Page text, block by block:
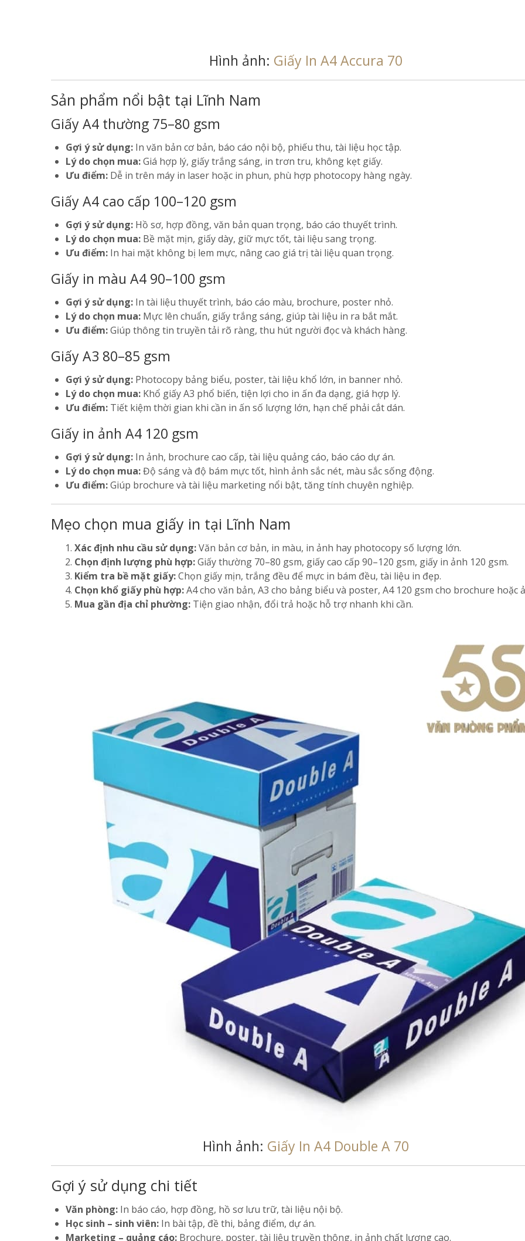
Hình ảnh: Giấy In A4 Accura 70
Sản phẩm nổi bật tại Lĩnh Nam
Giấy A4 thường 75–80 gsm
Gợi ý sử dụng: In văn bản cơ bản, báo cáo nội bộ, phiếu thu, tài liệu học tập.
Lý do chọn mua:Giá hợp lý, giấy trắng sáng, in trơn tru, không kẹt giấy.
Ưu điểm: Dễ in trên máy in laser hoặc in phun, phù hợp photocopy hàng ngày.
Giấy A4 cao cấp 100–120 gsm
Gợi ý sử dụng: Hồ sơ, hợp đồng, văn bản quan trọng, báo cáo thuyết trình.
Lý do chọn mua: Bề mặt mịn, giấy dày, giữ mực tốt, tài liệu sang trọng.
Ưu điểm: In hai mặt không bị lem mực, nâng cao giá trị tài liệu quan trọng.
Giấy in màu A4 90–100 gsm
Gợi ý sử dụng: In tài liệu thuyết trình, báo cáo màu, brochure, poster nhỏ.
Lý do chọn mua: Mực lên chuẩn, giấy trắng sáng, giúp tài liệu in ra bắt mắt.
Ưu điểm:Giúp thông tin truyền tải rõ ràng, thu hút người đọc và khách hàng.
Giấy A3 80–85 gsm
Gợi ý sử dụng: Photocopy bảng biểu, poster, tài liệu khổ lớn, in banner nhỏ.
Lý do chọn mua: Khổ giấy A3 phổ biến, tiện lợi cho in ấn đa dạng, giá hợp lý.
Ưu điểm: Tiết kiệm thời gian khi cần in ấn số lượng lớn, hạn chế phải cắt dán.
Giấy in ảnh A4 120 gsm
Gợi ý sử dụng: In ảnh, brochure cao cấp, tài liệu quảng cáo, báo cáo dự án.
Lý do chọn mua:Độ sáng và độ bám mực tốt, hình ảnh sắc nét, màu sắc sống động.
Ưu điểm:Giúp brochure và tài liệu marketing nổi bật, tăng tính chuyên nghiệp.
Mẹo chọn mua giấy in tại Lĩnh Nam
Xác định nhu cầu sử dụng:Văn bản cơ bản, in màu, in ảnh hay photocopy số lượng lớn.
Chọn định lượng phù hợp:Giấy thường 70–80 gsm, giấy cao cấp 90–120 gsm, giấy in ảnh 120 gsm.
Kiểm tra bề mặt giấy:Chọn giấy mịn, trắng đều để mực in bám đều, tài liệu in đẹp.
Chọn khổ giấy phù hợp:A4 cho văn bản, A3 cho bảng biểu và poster, A4 120 gsm cho brochure hoặc
Mua gần địa chỉ phường: Tiện giao nhận, đổi trả hoặc hỗ trợ nhanh khi cần.
Hình ảnh: Giấy In A4 Double A 70
Gợi ý sử dụng chi tiết
Văn phòng: In báo cáo, hợp đồng, hồ sơ lưu trữ, tài liệu nội bộ.
Học sinh – sinh viên: In bài tập, đề thi, bảng điểm, dự án.
Marketing – quảng cáo: Brochure, poster, tài liệu truyền thông, in ảnh chất lượng cao.